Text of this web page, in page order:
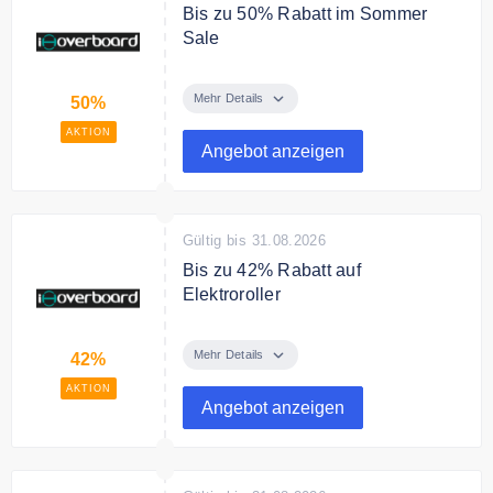
50%
AKTION
Bis zu 50% Rabatt im Sommer
Sale
Fahrspaß und Sicherheit den
Mehr Details
Angebot anzeigen
42%
AKTION
Gültig bis 31.08.2026
Bis zu 42% Rabatt auf
Elektroroller
die Elektroroller-Kollektion
Mehr Details
Angebot anzeigen